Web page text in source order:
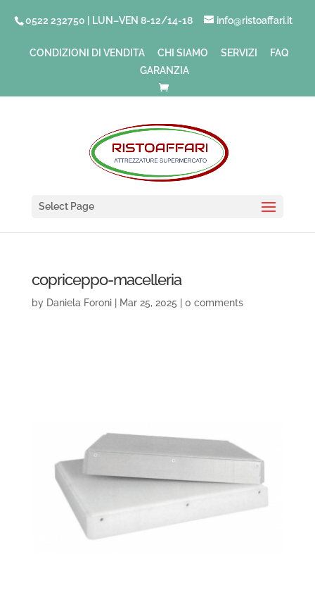
0522 232750 | LUN–VEN 8-12/14-18 info@ristoaffari.it
CONDIZIONI DI VENDITA CHI SIAMO SERVIZI
FAQ
GARANZIA
Select Page
copriceppo-macelleria
by Daniela Foroni| Mar 25, 2025 0 comments